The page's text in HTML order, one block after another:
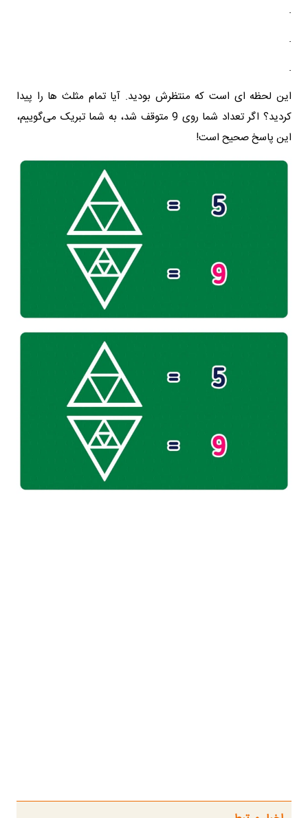
.
.
.
این لحظه ای است که منتظرش بودید. آیا تمام مثلث ها را پیدا
کردید؟ اگر تعداد شما روی 9 متوقف شد، به شما تبریک می‌گوییم،
این پاسخ صحیح است!